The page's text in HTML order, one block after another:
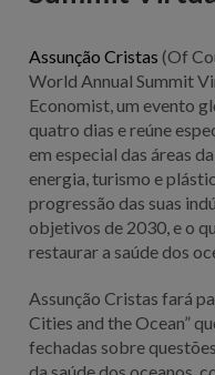
Assunção Cristas (Of
World Annual Summit
Economist, um evento
quatro dias e reúne
em especial das áreas
energia, turismo e
progressão das suas
objetivos de 2030, e o
restaurar a saúde dos
Assunção Cristas fará
Cities and the Ocean”
fechadas sobre